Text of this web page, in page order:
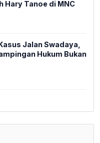
Hary Tanoe di MNC
Jalan Swadaya,
Hukum Bukan